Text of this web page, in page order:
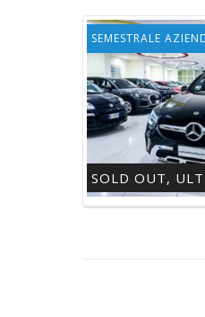
SEMESTRALE
SOLD OUT,